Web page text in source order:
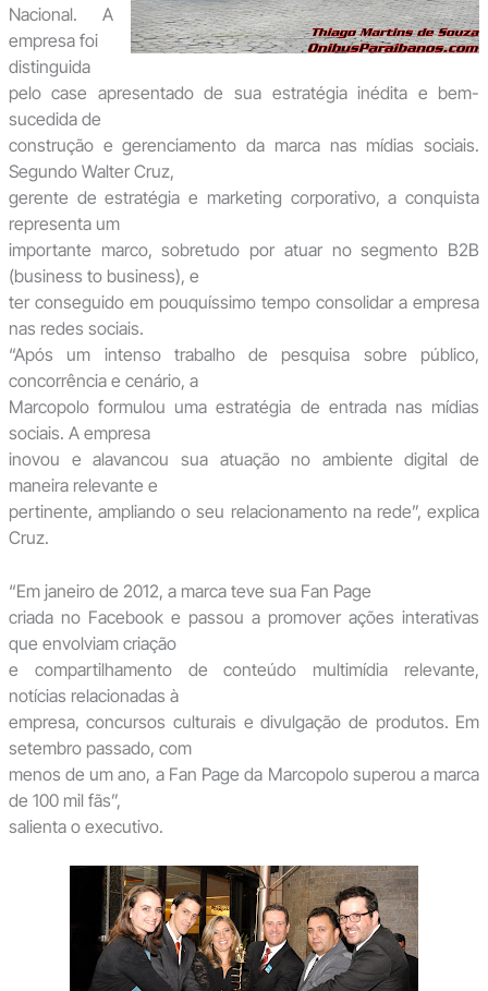
Nacional. A
empresa foi
distinguida
pelo case apresentado de sua estratégia inédita e bem-
sucedida de
construção e gerenciamento da marca nas mídias sociais.
Segundo Walter Cruz,
gerente de estratégia e marketing corporativo, a conquista
representa um
importante marco, sobretudo por atuar no segmento B2B
(business to business), e
ter conseguido em pouquíssimo tempo consolidar a empresa
nas redes sociais.
“Após um intenso trabalho de pesquisa sobre público,
concorrência e cenário, a
Marcopolo formulou uma estratégia de entrada nas mídias
sociais. A empresa
inovou e alavancou sua atuação no ambiente digital de
maneira relevante e
pertinente, ampliando o seu relacionamento na rede”, explica
Cruz.
“Em janeiro de 2012, a marca teve sua Fan Page
criada no Facebook e passou a promover ações interativas
que envolviam criação
e compartilhamento de conteúdo multimídia relevante,
notícias relacionadas à
empresa, concursos culturais e divulgação de produtos. Em
setembro passado, com
menos de um ano, a Fan Page da Marcopolo superou a marca
de 100 mil fãs”,
salienta o executivo.